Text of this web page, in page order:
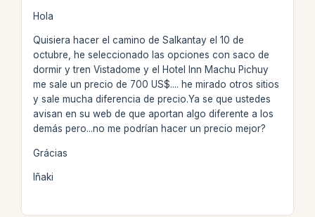
Hola
Quisiera hacer el camino de Salkantay el 10 de
octubre, he seleccionado las opciones con saco de
dormir y tren Vistadome y el Hotel Inn Machu Pichuy
me sale un precio de 700 US$.... he mirado otros sitios
y sale mucha diferencia de precio.Ya se que ustedes
avisan en su web de que aportan algo diferente a los
demás pero...no me podrían hacer un precio mejor?
Grácias
Iñaki